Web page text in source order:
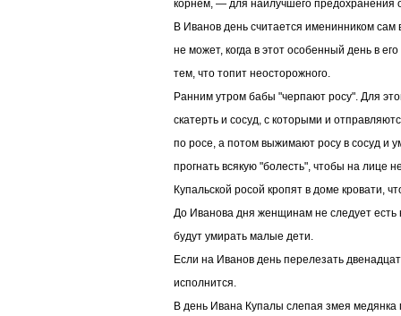
корнем, — для наилучшего предохранения
В Иванов день считается именинником сам
не может, когда в этот особенный день в
тем, что топит неосторожного.
Ранним утром бабы "черпают росу". Для
скатерть и сосуд, с которыми и
по росе, а потом выжимают росу в сосуд и
прогнать всякую "болесть", чтобы на лице
Купальской росой кропят в доме кровати,
До Иванова дня женщинам не следует есть
будут умирать малые дети.
Если на Иванов день перелезать
исполнится.
В день Ивана Купалы слепая змея